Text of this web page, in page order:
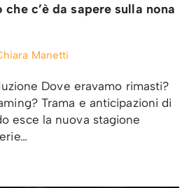
c’è da sapere sulla nona
Manetti
Dove eravamo rimasti?
Trama e anticipazioni di
esce la nuova stagione